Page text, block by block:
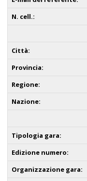
N. cell.:
Città:
Provincia:
Regione:
Nazione:
Tipologia gara:
Edizione numero:
Organizzazione gara: